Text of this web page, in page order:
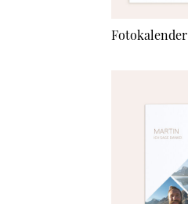
Fotokalender